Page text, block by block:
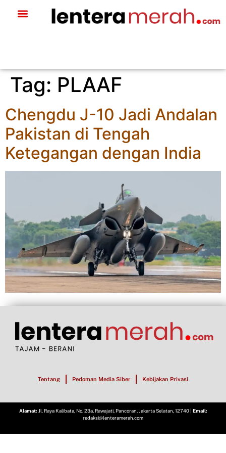
Tag: PLAAF
Chengdu J-10 Jadi Andalan
Pakistan di Tengah
Ketegangan dengan India
Tentang Pedoman Media Siber Kebijakan Privasi
Alamat: Jl. Raya Kalibata, No. 23a, Rawajati, Pancoran, Jakarta Selatan, 12740 | Email:
redaksi@lenteramerah.com